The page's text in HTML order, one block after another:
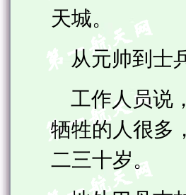
天城。
从元帅到士
工作人员说
牺牲的人很多
二三十岁。